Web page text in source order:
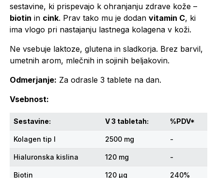
sestavine, ki prispevajo k ohranjanju zdrave kože –
biotin in cink. Prav tako mu je dodan vitamin C, ki
ima vlogo pri nastajanju lastnega kolagena v koži.
Ne vsebuje laktoze, glutena in sladkorja. Brez barvil,
umetnih arom, mlečnih in sojinih beljakovin.
Odmerjanje: Za odrasle 3 tablete na dan.
Vsebnost:
Sestavine: V 3 tabletah: %PDV*
Kolagen tip I 2500 mg -
Hialuronska kislina 120 mg -
Biotin 120 µg 240%